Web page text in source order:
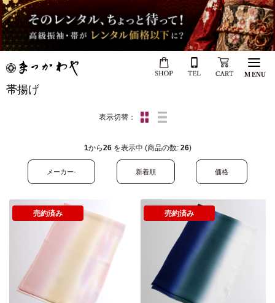
MENU
帯揚げ
表示切替：
1から26を表示中 (商品の数: 26)
メーカー- 新着順 価格
売約済み 売約済み